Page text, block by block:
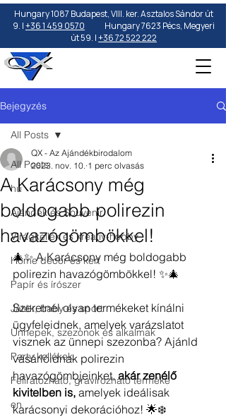
Hungary 1087 Budapest, VIII. ker. Asztalos Sándor út
9. |+36 1 459 0570 Hungary 7623 Pécs, Megyeri
út 59. |+36 72 522 222
Bejegyzés
All Posts
hu
Ajándék és Souvenír
Virágkellék és kreatív-hobby
Home decor és kert
Papír és írószer
Játék, baby és sport
Ünnepek, szezonok és alkalmak
Party kellékek
Feliratozható, gravírozható terméke
en
All Posts
A Karácsony még
boldogabb polirezin
havazógömbökkel!
QX - Az Ajándékbirodalom
2023. nov. 10. 1 perc olvasás
🎄✨ A Karácsony még boldogabb
polirezin havazógömbökkel! ✨🎄
Szeretnél olyan termékeket kínálni
ügyfeleidnek, amelyek varázslatot
visznek az ünnepi szezonba? Ajánld
vásárlóidnak polirezin
havazógömbjeinket, akár zenélő
kivitelben is, amelyek ideálisak
karácsonyi dekorációhoz! 🌟❄️